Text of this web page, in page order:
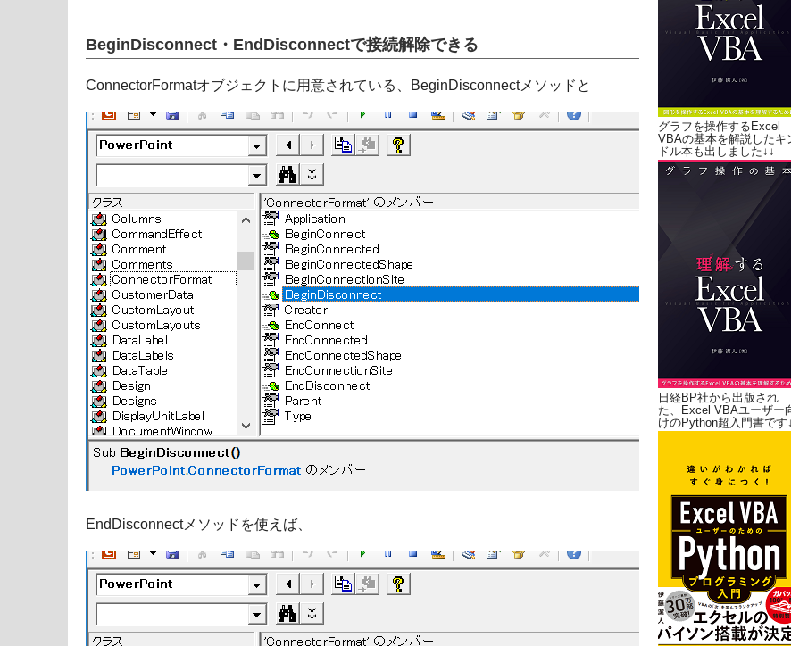
BeginDisconnect・EndDisconnectで接続解除できる
ConnectorFormatオブジェクトに用意されている、BeginDisconnectメソッドと
EndDisconnectメソッドを使えば、
グラフを操作するExcel
VBAの基本を解説したキ
ドル本も出しました↓↓
日経BP社から出版され
た、Excel VBAユーザー
けのPython超入門書です